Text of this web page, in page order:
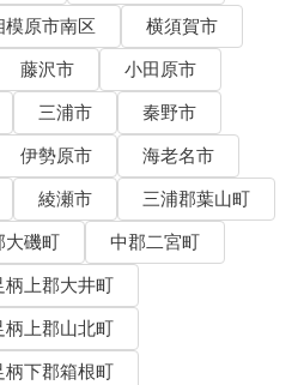
模原市南区
横須賀市
藤沢市
小田原市
三浦市
秦野市
伊勢原市
海老名市
綾瀬市
三浦郡葉山町
大磯町
中郡二宮町
柄上郡大井町
柄上郡山北町
柄下郡箱根町